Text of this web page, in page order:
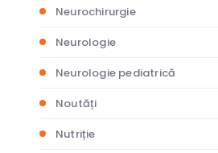
Neurochirurgie
Neurologie
Neurologie pediatrică
Noutăți
Nutriție